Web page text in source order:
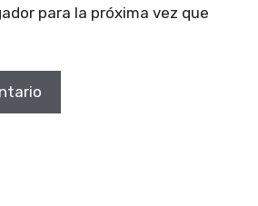
para la próxima vez que